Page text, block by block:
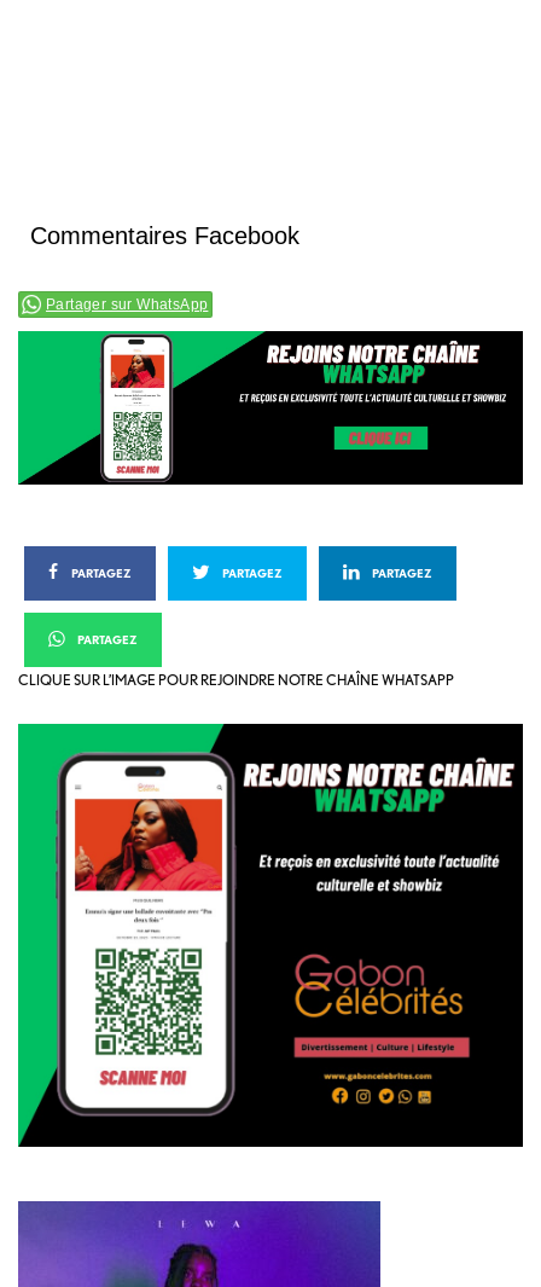
Commentaires Facebook
Partager sur WhatsApp
PARTAGEZ PARTAGEZ PARTAGEZ
PARTAGEZ
CLIQUE SUR L’IMAGE POUR REJOINDRE NOTRE CHAÎNE WHATSAPP